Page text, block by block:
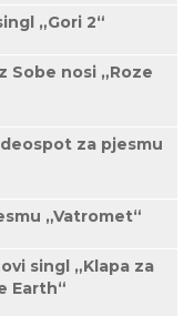
„Gori 2“
Sobe nosi „Roze
za pjesmu
„Vatromet“
singl „Klapa za
Earth“